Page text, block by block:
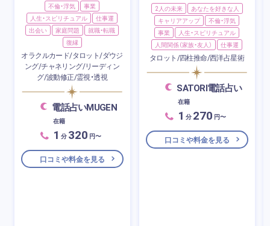
不倫・浮気
事業
人生・スピリチュアル
仕事運
出会い
家庭問題
就職・転職
復縁
オラクルカード/タロット/ダウジ
ング/チャネリング/リーディン
グ/波動修正/霊視・透視
電話占いMUGEN
在籍
1 分 320 円〜
口コミや料金を見る
2人の未来
あなたを好きな人
キャリアアップ
不倫・浮気
事業
人生・スピリチュアル
人間関係（家族・友人）
仕事運
タロット/四柱推命/西洋占星術
SATORI電話占い
在籍
1 分 270 円〜
口コミや料金を見る